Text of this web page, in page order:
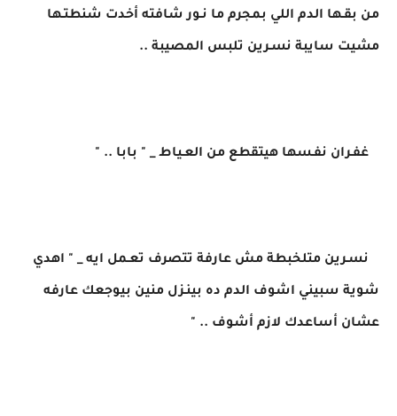
من بقـها الدم اللي بمجرم ما نـور شافته أخدت شنطتـها
مشيت سايبة نسـرين تلبس المصيبة ..
غفـران نفـسها هيتقطع من العـياط _ " بابا .. "
نسـرين متلخبطة مش عارفة تتصرف تعـمل ايه _ " اهدي
شوية سبيني اشوف الدم ده بينـزل منين بيوجعك عارفه
عشان أساعدك لازم أشوف .. "